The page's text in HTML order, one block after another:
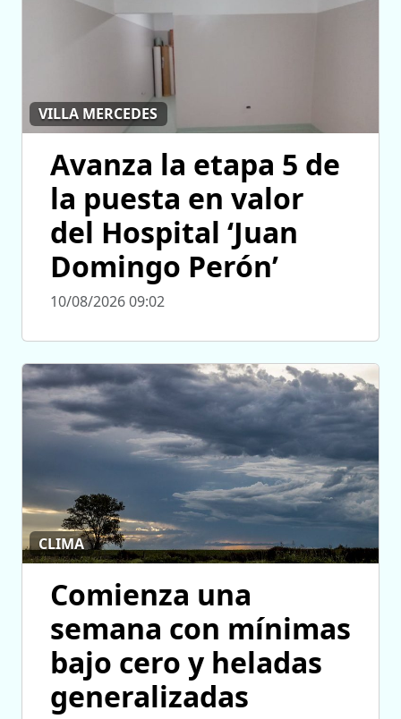
VILLA MERCEDES
Avanza la etapa 5 de
la puesta en valor
del Hospital ‘Juan
Domingo Perón’
10/08/2026 09:02
CLIMA
Comienza una
semana con mínimas
bajo cero y heladas
generalizadas